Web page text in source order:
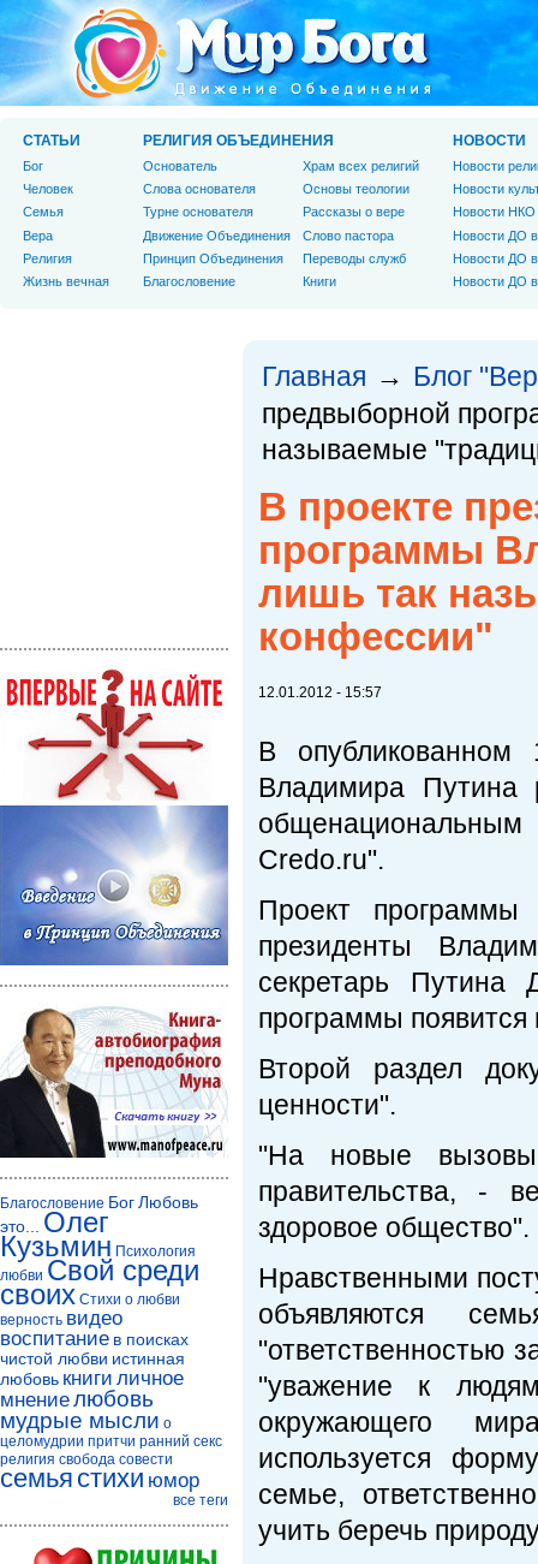
Главная → Блог
предвыборной
называемые
В проекте
программы
лишь так
конфессии"
12.01.2012 - 15:57
В опубликованном
Владимира Путина
общенациональным
Credo.ru".
Проект
президенты
секретарь Путина
программы
Второй раздел
ценности".
"На новые вызовы
правительства, -
здоровое общество".
Нравственными
объявляются
"ответственностью
"уважение к
окружающего
используется
семье,
учить беречь
СТАТЬИ
Бог
Человек
Cемья
Вера
Религия
Жизнь вечная
РЕЛИГИЯ ОБЪЕДИНЕНИЯ
Основатель
Слова основателя
Турне основателя
Движение Объединения
Принцип Объединения
Благословение
Храм всех религий
Основы теологии
Рассказы о вере
Слово пастора
Переводы служб
Книги
НОВОСТИ
Новости
Новости
Новости НКО
Новости ДО
Новости ДО
Новости ДО
Благословение БогЛюбовь
это...
Олег
Кузьмин Психология
любви Свой среди
своих Стихи о любви
верность видео
воспитание в поисках
чистой любви истинная
любовь книги личное
мнениелюбовь
мудрые мысли о
целомудрии притчи ранний секс
религия свобода совести
семья стихи юмор
все теги